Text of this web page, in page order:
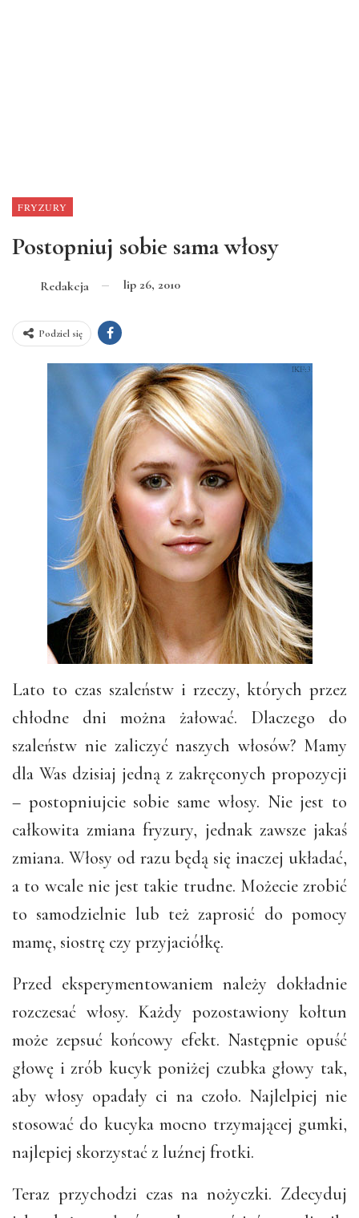
FRYZURY
Postopniuj sobie sama włosy
Redakcja lip 26, 2010
Podziel się
Lato to czas szaleństw i rzeczy, których przez
chłodne dni można żałować. Dlaczego do
szaleństw nie zaliczyć naszych włosów? Mamy
dla Was dzisiaj jedną z zakręconych propozycji
– postopniujcie sobie same włosy. Nie jest to
całkowita zmiana fryzury, jednak zawsze jakaś
zmiana. Włosy od razu będą się inaczej układać,
a to wcale nie jest takie trudne. Możecie zrobić
to samodzielnie lub też zaprosić do pomocy
mamę, siostrę czy przyjaciółkę.
Przed eksperymentowaniem należy dokładnie
rozczesać włosy. Każdy pozostawiony kołtun
może zepsuć końcowy efekt. Następnie opuść
głowę i zrób kucyk poniżej czubka głowy tak,
aby włosy opadały ci na czoło. Najlelpiej nie
stosować do kucyka mocno trzymającej gumki,
najlepiej skorzystać z luźnej frotki.
Teraz przychodzi czas na nożyczki. Zdecyduj